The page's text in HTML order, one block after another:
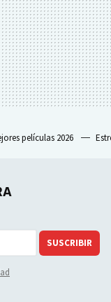
películas 2026
SUSCRIBIR